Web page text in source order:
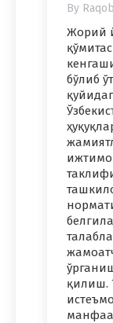
By
Жорий
бўлиб
қилиш.